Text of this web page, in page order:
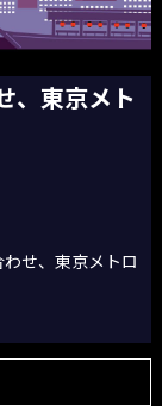
、東京メト
せ、東京メトロ